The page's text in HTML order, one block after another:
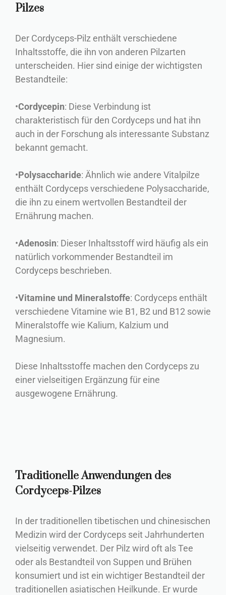
Pilzes
Der Cordyceps-Pilz enthält verschiedene
Inhaltsstoffe, die ihn von anderen Pilzarten
unterscheiden. Hier sind einige der wichtigsten
Bestandteile:
•Cordycepin: Diese Verbindung ist
charakteristisch für den Cordyceps und hat ihn
auch in der Forschung als interessante Substanz
bekannt gemacht.
•Polysaccharide: Ähnlich wie andere Vitalpilze
enthält Cordyceps verschiedene Polysaccharide,
die ihn zu einem wertvollen Bestandteil der
Ernährung machen.
•Adenosin: Dieser Inhaltsstoff wird häufig als ein
natürlich vorkommender Bestandteil im
Cordyceps beschrieben.
•Vitamine und Mineralstoffe: Cordyceps enthält
verschiedene Vitamine wie B1, B2 und B12 sowie
Mineralstoffe wie Kalium, Kalzium und
Magnesium.
Diese Inhaltsstoffe machen den Cordyceps zu
einer vielseitigen Ergänzung für eine
ausgewogene Ernährung.
Traditionelle Anwendungen des
Cordyceps-Pilzes
In der traditionellen tibetischen und chinesischen
Medizin wird der Cordyceps seit Jahrhunderten
vielseitig verwendet. Der Pilz wird oft als Tee
oder als Bestandteil von Suppen und Brühen
konsumiert und ist ein wichtiger Bestandteil der
traditionellen asiatischen Heilkunde. Er wurde